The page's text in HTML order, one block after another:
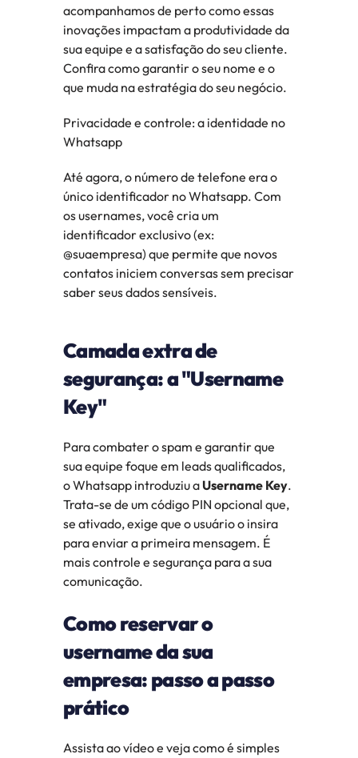
acompanhamos de perto como essas
inovações impactam a produtividade da
sua equipe e a satisfação do seu cliente.
Confira como garantir o seu nome e o
que muda na estratégia do seu negócio.
Privacidade e controle: a identidade no
Whatsapp
Até agora, o número de telefone era o
único identificador no Whatsapp. Com
os usernames, você cria um
identificador exclusivo (ex:
@suaempresa) que permite que novos
contatos iniciem conversas sem precisar
saber seus dados sensíveis.
Camada extra de
segurança: a "Username
Key"
Para combater o spam e garantir que
sua equipe foque em leads qualificados,
o Whatsapp introduziu a Username Key.
Trata-se de um código PIN opcional que,
se ativado, exige que o usuário o insira
para enviar a primeira mensagem. É
mais controle e segurança para a sua
comunicação.
Como reservar o
username da sua
empresa: passo a passo
prático
Assista ao vídeo e veja como é simples